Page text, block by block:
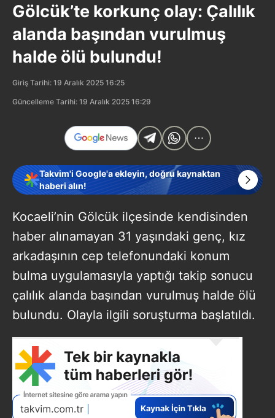
Gölcük’te korkunç olay: Çalılık
alanda başından vurulmuş
halde ölü bulundu!
Giriş Tarihi: 19 Aralık 2025 16:25
Güncelleme Tarihi: 19 Aralık 2025 16:29
Takvim'i Google'a ekleyin, doğru kaynaktan
haberi alın!
Kocaeli’nin Gölcük ilçesinde kendisinden
haber alınamayan 31 yaşındaki genç, kız
arkadaşının cep telefonundaki konum
bulma uygulamasıyla yaptığı takip sonucu
çalılık alanda başından vurulmuş halde ölü
bulundu. Olayla ilgili soruşturma başlatıldı.